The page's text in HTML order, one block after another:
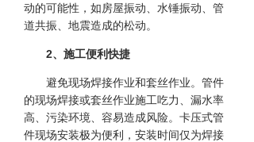
动的可能性，如房屋振动、水锤振动、管
道共振、地震造成的松动。
2、施工便利快捷
避免现场焊接作业和套丝作业。管件
的现场焊接或套丝作业施工吃力、漏水率
高、污染环境、容易造成风险。卡压式管
件现场安装极为便利，安装时间仅为焊接